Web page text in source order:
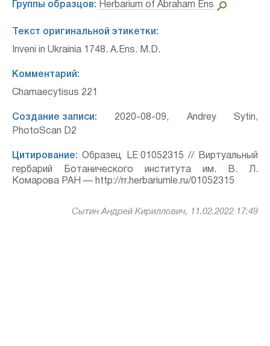
Группы образцов: Herbarium of Abraham Ens
Текст оригинальной этикетки:
Inveni in Ukrainia 1748. A.Ens. M.D.
Комментарий:
Chamaecytisus 221
Создание записи: 2020-08-09, Andrey Sytin,
PhotoScan D2
Цитирование: Образец LE 01052315 // Виртуальный
гербарий Ботанического института им. В. Л.
Комарова РАН — http://rr.herbariumle.ru/01052315
Сытин Андрей Кириллович, 11.02.2022 17:49